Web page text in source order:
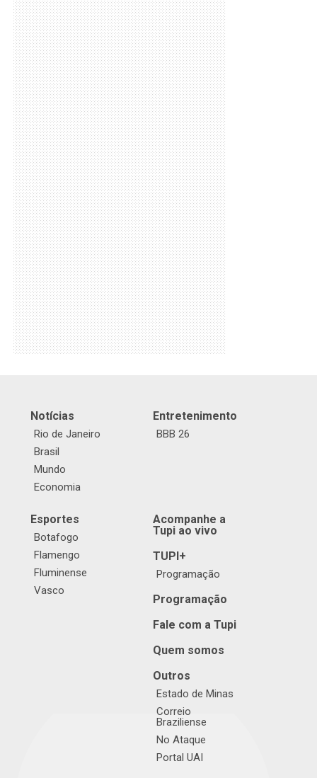
Notícias
Rio de Janeiro
Brasil
Mundo
Economia
Entretenimento
BBB 26
Esportes
Botafogo
Flamengo
Fluminense
Vasco
Acompanhe a
Tupi ao vivo
TUPI+
Programação
Programação
Fale com a Tupi
Quem somos
Outros
Estado de Minas
Correio
Braziliense
No Ataque
Portal UAI